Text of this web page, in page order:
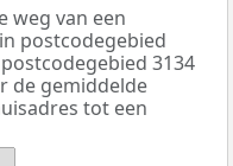
weg van een
postcodegebied
3134
de gemiddelde
tot een